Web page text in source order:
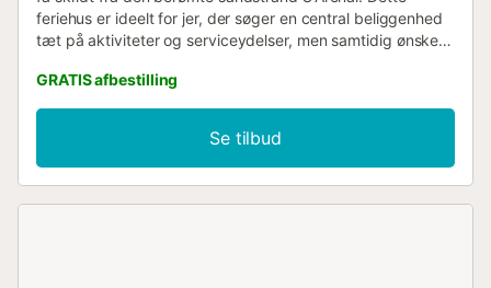
feriehus er ideelt for jer, der søger en central beliggenhed
tæt på aktiviteter og serviceydelser, men samtidig ønsker
en stue, et veludstyret køkken, 5 soveværelser og 4
badeværelser tilbyder boligen plads til op til 8 voksne og 4
ekstra børn. Soveværelse 1: to enkeltsenge (0,90 m x 1,90
m) Soveværelse 2: to enkeltsenge (0,90 m x 1,90 m)
Soveværelse 3: to enkeltsenge (0,90 m x 1,90 m)
GRATIS afbestilling
Se tilbud